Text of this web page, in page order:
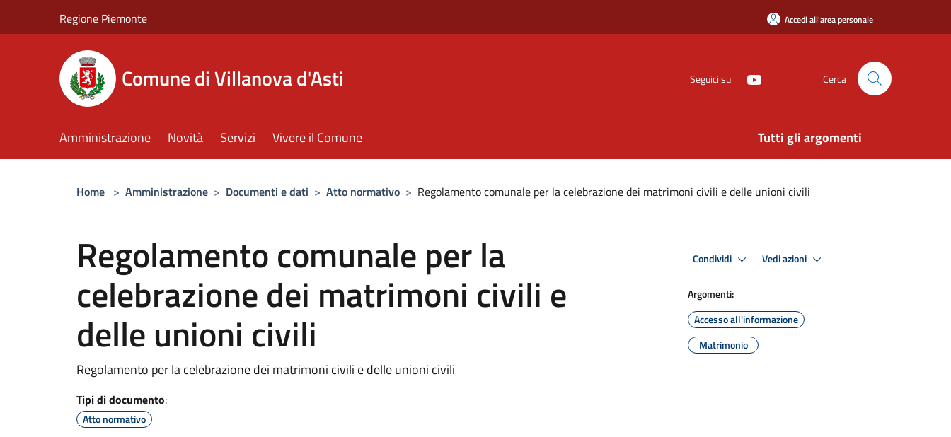
Regione Piemonte Accedi all'area personale
Comune di Villanova d'Asti Seguici su Cerca
Amministrazione Novità Servizi Vivere il Comune Tutti gli argomenti
Home > Amministrazione > Documenti e dati > Atto normativo > Regolamento comunale per la celebrazione dei matrimoni civili e delle unioni civili
Regolamento comunale per la
celebrazione dei matrimoni civili e
delle unioni civili
Regolamento per la celebrazione dei matrimoni civili e delle unioni civili
Tipi di documento:
Atto normativo
Condividi Vedi azioni
Argomenti:
Accesso all'informazione
Matrimonio